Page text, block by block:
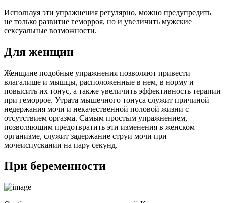
Используя эти упражнения регулярно, можно предупредить
не только развитие геморроя, но и увеличить мужские
сексуальные возможности.
Для женщин
Женщине подобные упражнения позволяют привести
влагалище и мышцы, расположенные в нем, в норму и
повысить их тонус, а также увеличить эффективность терапии
при геморрое. Утрата мышечного тонуса служит причиной
недержания мочи и некачественной половой жизни с
отсутствием оргазма. Самым простым упражнением,
позволяющим предотвратить эти изменения в женском
организме, служит задержание струи мочи при
мочеиспускании на пару секунд.
При беременности